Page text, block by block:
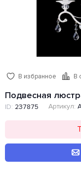
В избранное В
Подвесная
ID: 237875 Артикул: